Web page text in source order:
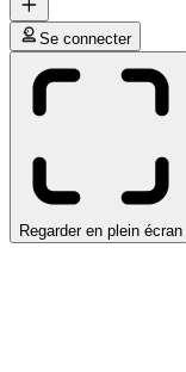
Se connecter
Regarder en plein écran